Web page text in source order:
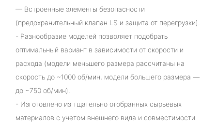
— Встроенные элементы безопасности
(предохранительный клапан LS и защита от перегрузки).
- Разнообразие моделей позволяет подобрать
оптимальный вариант в зависимости от скорости и
расхода (модели меньшего размера рассчитаны на
скорость до ~1000 об/мин, модели большего размера —
до ~750 об/мин).
- Изготовлено из тщательно отобранных сырьевых
материалов с учетом внешнего вида и совместимости